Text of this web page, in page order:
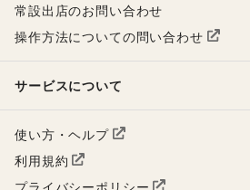
常設出店のお問い合わせ
操作方法についての問い合わせ
サービスについて
使い方・ヘルプ
利用規約
プライバシーポリシー